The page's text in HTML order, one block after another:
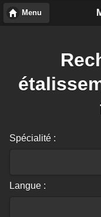
Menu
Spécialité :
Langue :